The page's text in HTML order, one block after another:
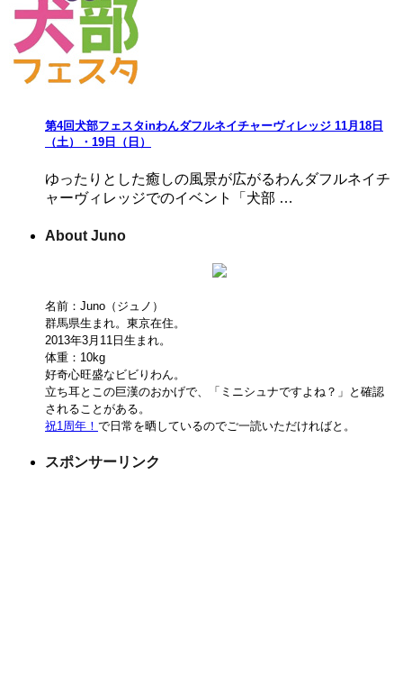
第4回犬部フェスタinわんダフルネイチャーヴィレッジ 11月18日
（土）・19日（日）
ゆったりとした癒しの風景が広がるわんダフルネイチ
ャーヴィレッジでのイベント「犬部 …
About Juno
名前：Juno（ジュノ）
群馬県生まれ。東京在住。
2013年3月11日生まれ。
体重：10kg
好奇心旺盛なビビりわん。
立ち耳とこの巨漢のおかげで、「ミニシュナですよね？」と確認
されることがある。
祝1周年！ で日常を晒しているのでご一読いただければと。
スポンサーリンク